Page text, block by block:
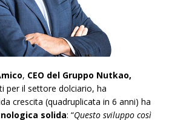
, CEO del Gruppo Nutkao,
per il settore dolciario, ha
crescita (quadruplicata in 6 anni) ha
solida: “Questo sviluppo così